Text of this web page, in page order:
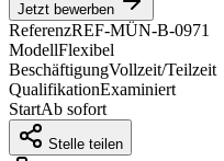
Jetzt bewerben
ReferenzREF-MÜN-B-0971
ModellFlexibel
BeschäftigungVollzeit/Teilzeit
QualifikationExaminiert
StartAb sofort
Stelle teilen